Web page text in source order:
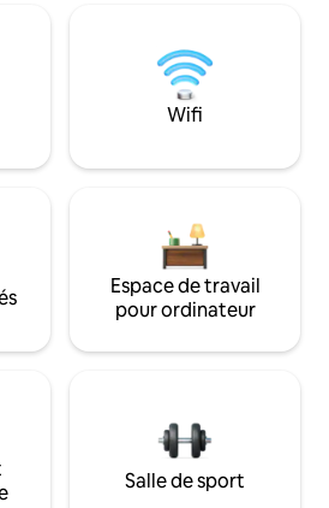
Wifi
Espace de travail
pour ordinateur
Salle de sport